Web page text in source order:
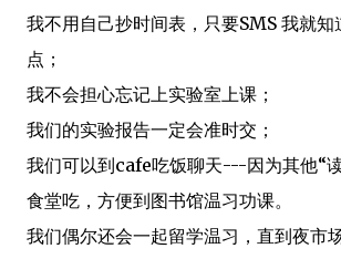
我不用自己抄时间表，只要SMS 我就
点；
我不会担心忘记上实验室上课；
我们的实验报告一定会准时交；
我们可以到cafe吃饭聊天---因为其他“
食堂吃，方便到图书馆温习功课。
我们偶尔还会一起留学温习，直到夜市场